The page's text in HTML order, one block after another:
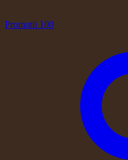
Promotii 100